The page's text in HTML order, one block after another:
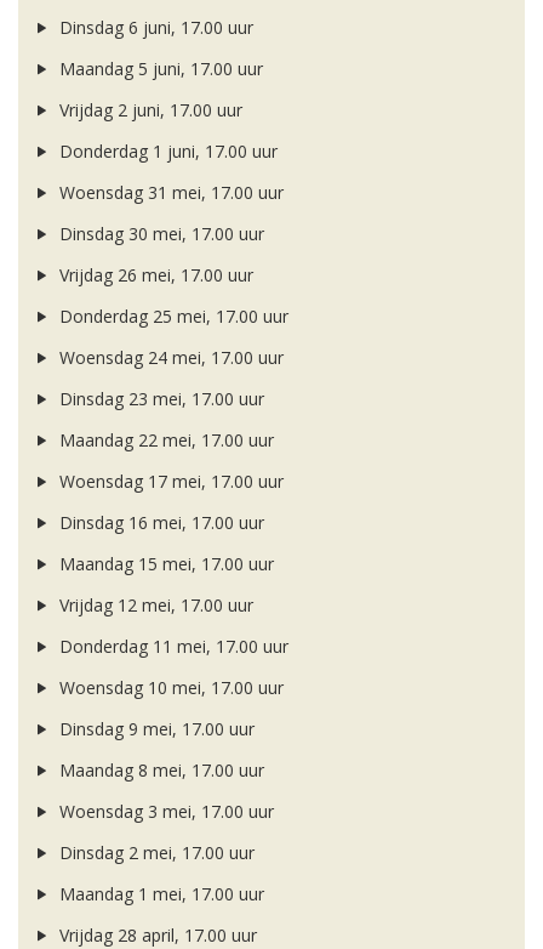
Dinsdag 6 juni, 17.00 uur
Maandag 5 juni, 17.00 uur
Vrijdag 2 juni, 17.00 uur
Donderdag 1 juni, 17.00 uur
Woensdag 31 mei, 17.00 uur
Dinsdag 30 mei, 17.00 uur
Vrijdag 26 mei, 17.00 uur
Donderdag 25 mei, 17.00 uur
Woensdag 24 mei, 17.00 uur
Dinsdag 23 mei, 17.00 uur
Maandag 22 mei, 17.00 uur
Woensdag 17 mei, 17.00 uur
Dinsdag 16 mei, 17.00 uur
Maandag 15 mei, 17.00 uur
Vrijdag 12 mei, 17.00 uur
Donderdag 11 mei, 17.00 uur
Woensdag 10 mei, 17.00 uur
Dinsdag 9 mei, 17.00 uur
Maandag 8 mei, 17.00 uur
Woensdag 3 mei, 17.00 uur
Dinsdag 2 mei, 17.00 uur
Maandag 1 mei, 17.00 uur
Vrijdag 28 april, 17.00 uur